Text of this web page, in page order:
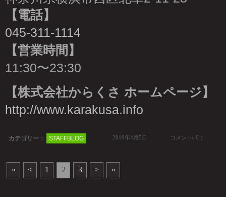
【電話】
045-311-1114
【営業時間】
11:30〜23:30
【株式会社からくさ ホームページ】
http://www.karakusa.info
カテゴリー： STAFFBLOG 2019年4月5日 コメント( 0 ）
« < 1 2 3 > »